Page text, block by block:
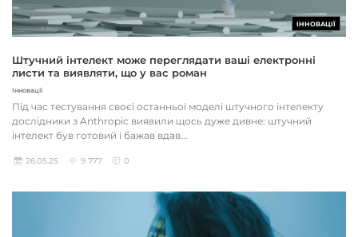
ІННОВАЦІЇ
Штучний інтелект може переглядати ваші електронні
листи та виявляти, що у вас роман
Інновації
Під час тестування своєї останньої моделі штучного інтелекту
дослідники з Anthropic виявили щось дуже дивне: штучний
інтелект був готовий і бажав вдав...
26.05.25 9 777 0